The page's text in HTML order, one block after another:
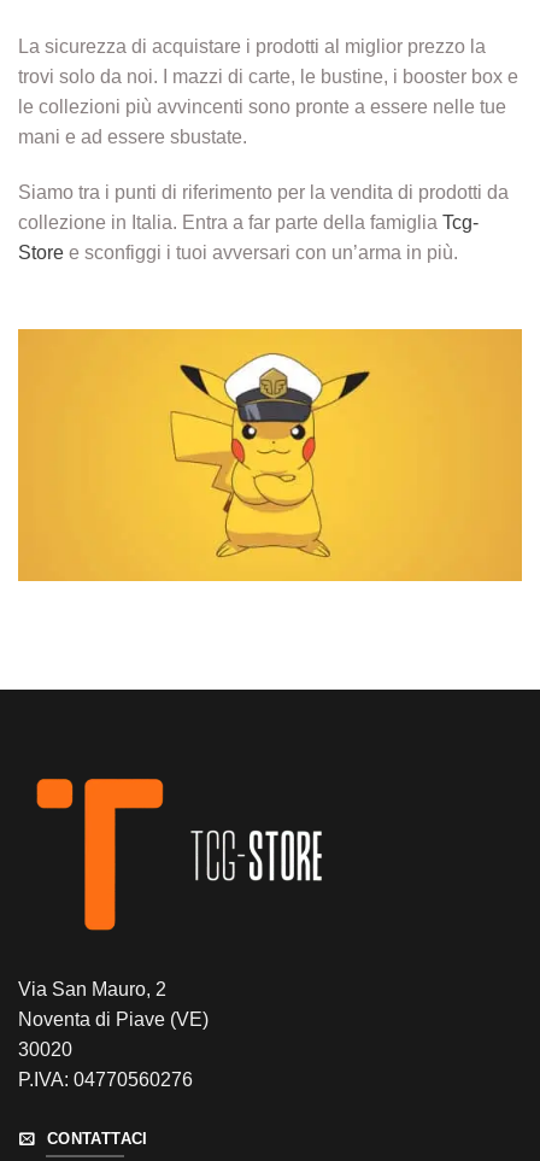
La sicurezza di acquistare i prodotti al miglior prezzo la
trovi solo da noi. I mazzi di carte, le bustine, i booster box e
le collezioni più avvincenti sono pronte a essere nelle tue
mani e ad essere sbustate.
Siamo tra i punti di riferimento per la vendita di prodotti da
collezione in Italia. Entra a far parte della famiglia Tcg-
Store e sconfiggi i tuoi avversari con un’arma in più.
Via San Mauro, 2
Noventa di Piave (VE)
30020
P.IVA: 04770560276
CONTATTACI